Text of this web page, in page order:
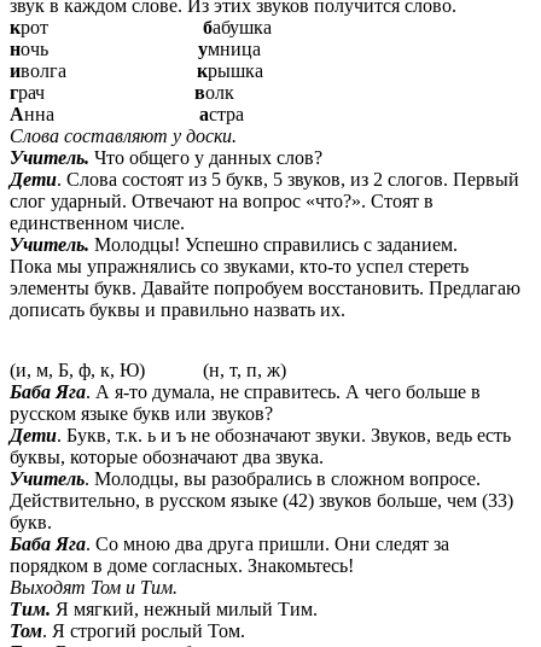
звук в каждом слове. Из этих звуков получится слово.
крот бабушка
ночь умница
иволга крышка
грач волк
Анна астра
Слова составляют у доски.
Учитель. Что общего у данных слов?
Дети. Слова состоят из 5 букв, 5 звуков, из 2 слогов. Первый
слог ударный. Отвечают на вопрос «что?». Стоят в
единственном числе.
Учитель. Молодцы! Успешно справились с заданием.
Пока мы упражнялись со звуками, кто-то успел стереть
элементы букв. Давайте попробуем восстановить. Предлагаю
дописать буквы и правильно назвать их.
(и, м, Б, ф, к, Ю) (н, т, п, ж)
Баба Яга. А я-то думала, не справитесь. А чего больше в
русском языке букв или звуков?
Дети. Букв, т.к. ь и ъ не обозначают звуки. Звуков, ведь есть
буквы, которые обозначают два звука.
Учитель. Молодцы, вы разобрались в сложном вопросе.
Действительно, в русском языке (42) звуков больше, чем (33)
букв.
Баба Яга. Со мною два друга пришли. Они следят за
порядком в доме согласных. Знакомьтесь!
Выходят Том и Тим.
Тим. Я мягкий, нежный милый Тим.
Том. Я строгий рослый Том.